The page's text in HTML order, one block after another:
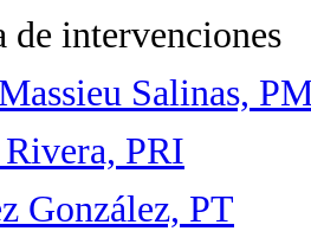
de intervenciones
Salinas,
PRI
González, PT